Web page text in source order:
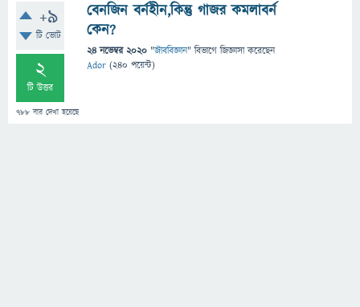
+9
টি ভোট
2
টি উত্তর
788 বার দেখা হয়েছে
বেনজিন বর্নহীন,কিন্তু গাজর কমলাবর্ন
কেন?
24 নভেম্বর 2020 "জীববিজ্ঞান" বিভাগে জিজ্ঞাসাকরেছেন
Ador (240 পয়েন্ট)